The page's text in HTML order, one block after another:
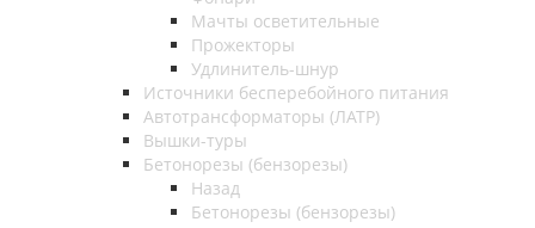
Мачты осветительные
Прожекторы
Удлинитель-шнур
Источники бесперебойного питания
Автотрансформаторы (ЛАТР)
Вышки-туры
Бетонорезы (бензорезы)
Назад
Бетонорезы (бензорезы)